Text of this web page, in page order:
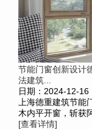
节能门窗创新设计
法建筑...
日期：2024-12-16
上海德重建筑节能
木内平开窗，斩获
[查看详情]